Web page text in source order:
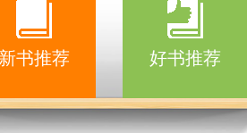
新书推荐 好书推荐